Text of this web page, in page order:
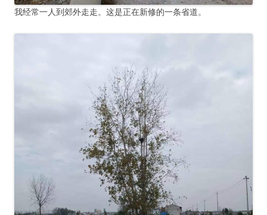
我经常一人到郊外走走。这是正在新修的一条省道。